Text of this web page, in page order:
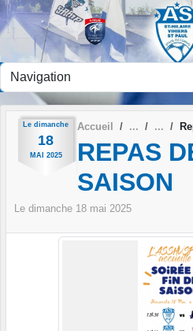
Le dimanche
18
MAI 2025
Accueil
REPAS
SAISON
Le dimanche 18 mai 2025
Panneau de gestion des cookies